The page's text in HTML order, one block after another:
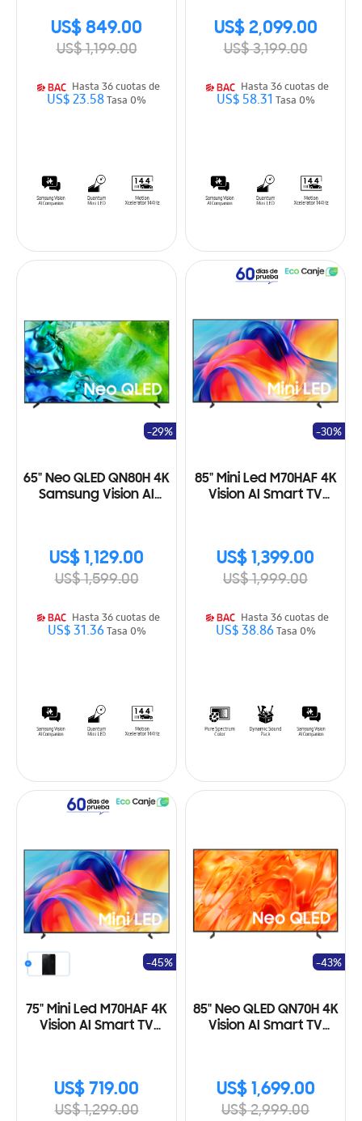
US$ 849.00
US$ 1,199.00
Hasta 36 cuotas de
US$ 23.58Tasa 0%
US$ 2,099.00
US$ 3,199.00
Hasta 36 cuotas de
US$ 58.31 Tasa 0%
65" Neo QLED QN80H 4K
Samsung Vision AI
US$ 1,129.00
US$ 1,599.00
-29%
Hasta 36 cuotas de
US$ 31.36Tasa 0%
85" Mini Led M70HAF 4K
Vision AI Smart TV
US$ 1,399.00
US$ 1,999.00
-30%
Hasta 36 cuotas de
US$ 38.86Tasa 0%
75" Mini Led M70HAF 4K
Vision AI Smart TV
US$ 719.00
US$ 1,299.00
-45%
85" Neo QLED QN70H 4K
Vision AI Smart TV
US$ 1,699.00
US$ 2,999.00
-43%